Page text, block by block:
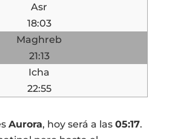
Asr
18:03
Maghreb
21:13
Icha
22:55
Aurora, hoy será a las 05:17.